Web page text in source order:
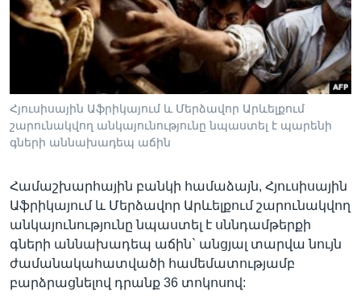
Լեզուներ
Հյուսիսային Աֆրիկայում և Մերձավոր Արևելքում
շարունակվող անկայունությունը նպաստել է պարենի
գների աննախադեպ աճին
Համաշխարհային բանկի համաձայն, Հյուսիսային
Աֆրիկայում և Մերձավոր Արևելքում շարունակվող
անկայունությունը նպաստել է սննդամթերքի
գների աննախադեպ աճին` անցյալ տարվա նույն
ժամանակահատվածի համեմատությամբ
բարձրացնելով դրանք 36 տոկոսով: